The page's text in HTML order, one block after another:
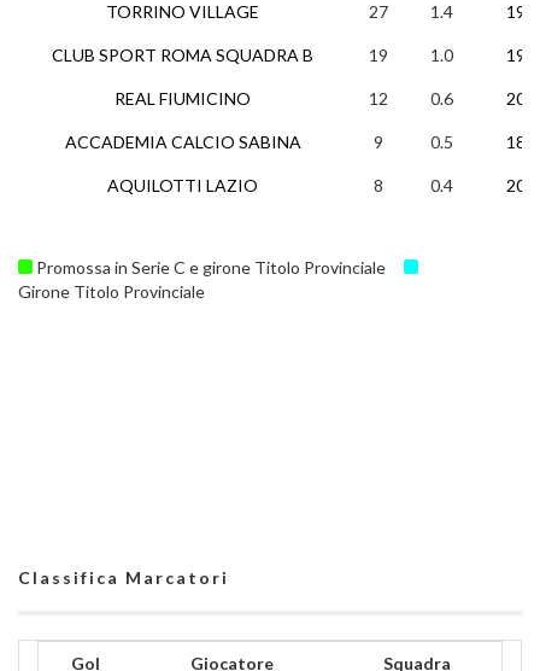
TORRINO VILLAGE
CLUB SPORT ROMA SQUADRA B
REAL FIUMICINO
ACCADEMIA CALCIO SABINA
AQUILOTTI LAZIO
27 1.4 19
19 1.0 19
12 0.6 20
9 0.5 18
8 0.4 20
Promossa in Serie C e girone Titolo Provinciale
Girone Titolo Provinciale
Classifica Marcatori
Gol Giocatore Squadra